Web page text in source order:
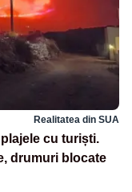
Realitatea din SUA
cu turiști.
drumuri blocate